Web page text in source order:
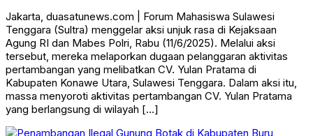
Jakarta, duasatunews.com | Forum Mahasiswa Sulawesi
Tenggara (Sultra) menggelar aksi unjuk rasa di Kejaksaan
Agung RI dan Mabes Polri, Rabu (11/6/2025). Melalui aksi
tersebut, mereka melaporkan dugaan pelanggaran aktivitas
pertambangan yang melibatkan CV. Yulan Pratama di
Kabupaten Konawe Utara, Sulawesi Tenggara. Dalam aksi itu,
massa menyoroti aktivitas pertambangan CV. Yulan Pratama
yang berlangsung di wilayah […]